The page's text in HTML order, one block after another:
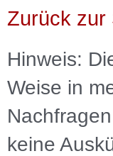
Zurück zur
Hinweis:
Weise in
keine